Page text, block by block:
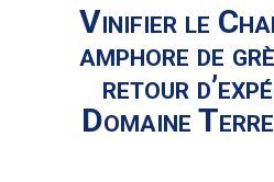
Vinifier le
amphore de
retour
Domaine